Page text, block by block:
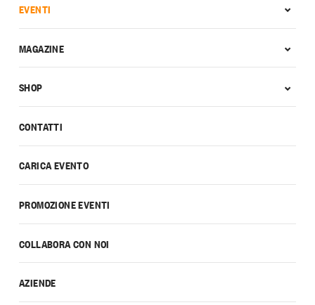
CONTATTI
CARICA EVENTO
PROMOZIONE EVENTI
COLLABORA CON NOI
AZIENDE
EVENTI
MAGAZINE
SHOP